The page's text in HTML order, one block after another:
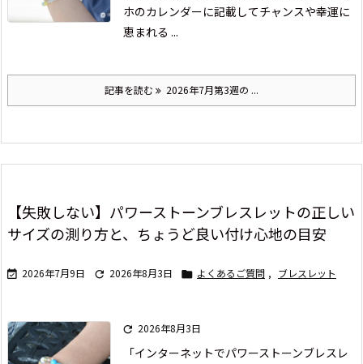
ホのカレンダーに記載してチャンスや幸運に
恵まれる ...
記事を読む 2026年7月第3週の ...
【失敗しない】パワーストーンブレスレットの正しい
サイズの測り方と、ちょうど良い付け心地の目安
 2026年7月9日  2026年8月3日  よくあるご質問 , ブレスレット
 2026年8月3日
「インターネットでパワーストーンブレスレ